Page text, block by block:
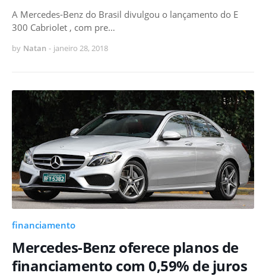
A Mercedes-Benz do Brasil divulgou o lançamento do E
300 Cabriolet , com pre…
by Natan - janeiro 28, 2018
financiamento
Mercedes-Benz oferece planos de
financiamento com 0,59% de juros